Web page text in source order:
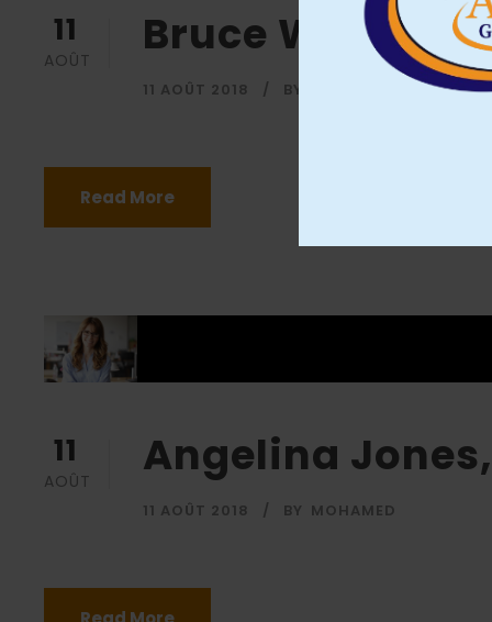
11
AOÛT Bruce Willis,
11 AOÛT 2018 BY
Read More
11
AOÛT Angelina
11 AOÛT 2018 BY MOHAMED